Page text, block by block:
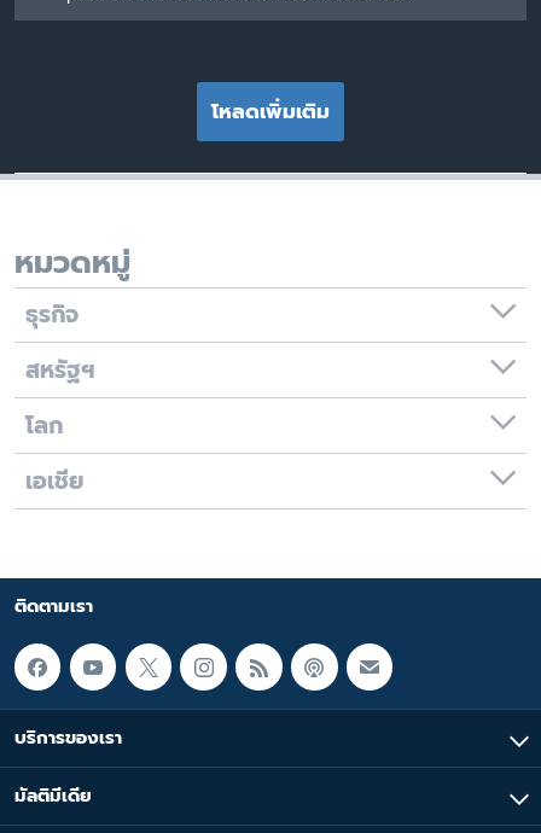
โหลดเพิ่มเติม
หมวดหมู่
ธุรกิจ
สหรัฐฯ
โลก
เอเชีย
ติดตามเรา
บริการของเรา
มัลติมีเดีย